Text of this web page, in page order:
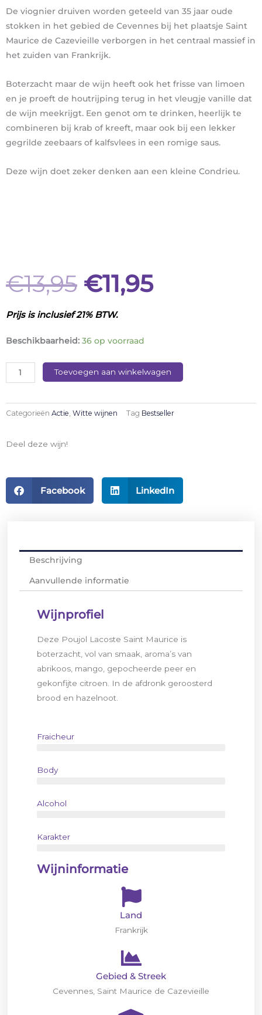
De viognier druiven worden geteeld van 35 jaar oude
stokken in het gebied de Cevennes bij het plaatsje Saint
Maurice de Cazevieille verborgen in het centraal massief in
het zuiden van Frankrijk.
Boterzacht maar de wijn heeft ook het frisse van limoen
en je proeft de houtrijping terug in het vleugje vanille dat
de wijn meekrijgt. Een genot om te drinken, heerlijk te
combineren bij krab of kreeft, maar ook bij een lekker
gegrilde zeebaars of kalfsvlees in een romige saus.
Deze wijn doet zeker denken aan een kleine Condrieu.
€13,95
prijs
was:
€13,95.
€11,95Huidige
is:
€11,95.
Prijs is inclusief 21% BTW.
Beschikbaarheid: 36 op voorraad
Poujol
Saint
Maurice
Toevoegen aan winkelwagen
Categorieën Actie Witte wijnen Tag Bestseller
Deel deze wijn!
Facebook LinkedIn
Beschrijving
Aanvullende informatie
Wijnprofiel
Deze Poujol Lacoste Saint Maurice is
boterzacht, vol van smaak, aroma’s van
abrikoos, mango, gepocheerde peer en
gekonfijte citroen. In de afdronk geroosterd
brood en hazelnoot.
Fraicheur
Body
Alcohol
Karakter
Wijninformatie
Land
Frankrijk
Gebied & Streek
Cevennes, Saint Maurice de Cazevieille